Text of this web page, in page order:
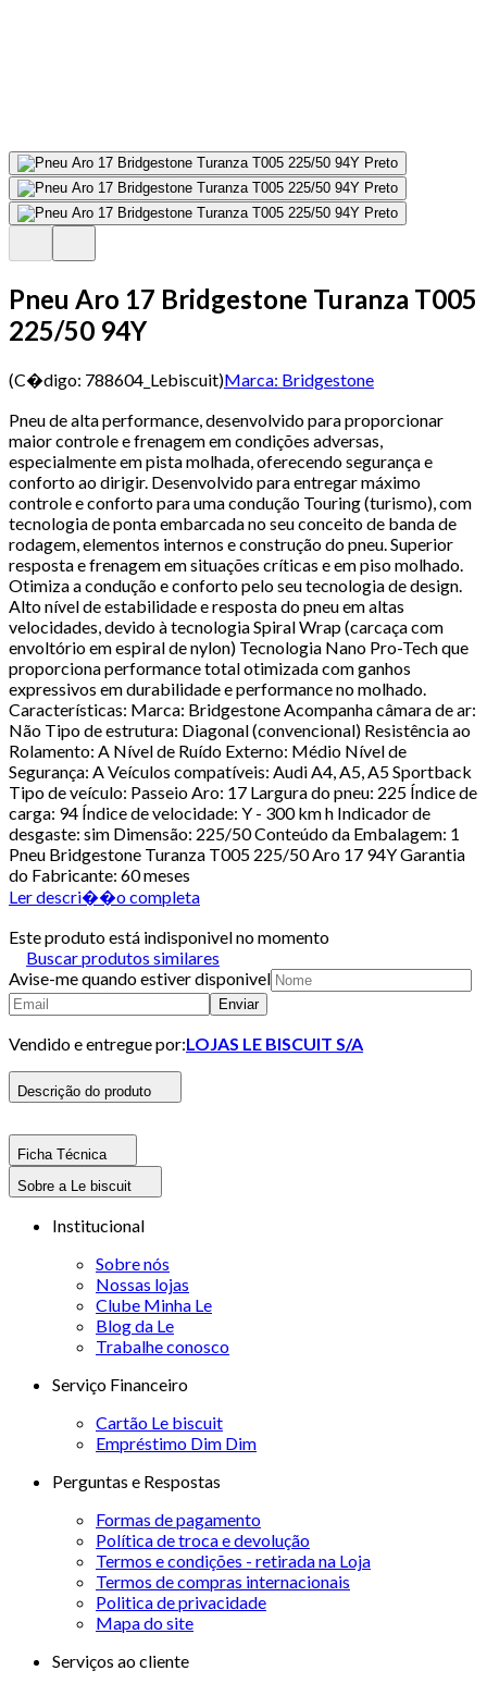
Pneu Aro 17 Bridgestone Turanza T005
225/50 94Y
(C�digo: 788604_Lebiscuit)Marca: Bridgestone
Pneu de alta performance, desenvolvido para proporcionar
maior controle e frenagem em condições adversas,
especialmente em pista molhada, oferecendo segurança e
conforto ao dirigir. Desenvolvido para entregar máximo
controle e conforto para uma condução Touring (turismo), com
tecnologia de ponta embarcada no seu conceito de banda de
rodagem, elementos internos e construção do pneu. Superior
resposta e frenagem em situações críticas e em piso molhado.
Otimiza a condução e conforto pelo seu tecnologia de design.
Alto nível de estabilidade e resposta do pneu em altas
velocidades, devido à tecnologia Spiral Wrap (carcaça com
envoltório em espiral de nylon) Tecnologia Nano Pro-Tech que
proporciona performance total otimizada com ganhos
expressivos em durabilidade e performance no molhado.
Características: Marca: Bridgestone Acompanha câmara de ar:
Não Tipo de estrutura: Diagonal (convencional) Resistência ao
Rolamento: A Nível de Ruído Externo: Médio Nível de
Segurança: A Veículos compatíveis: Audi A4, A5, A5 Sportback
Tipo de veículo: Passeio Aro: 17 Largura do pneu: 225 Índice de
carga: 94 Índice de velocidade: Y - 300 km h Indicador de
desgaste: sim Dimensão: 225/50 Conteúdo da Embalagem: 1
Pneu Bridgestone Turanza T005 225/50 Aro 17 94Y Garantia
do Fabricante: 60 meses
Ler descri��o completa
Este produto está indisponivel no momento
Buscar produtos similares
Avise-me quando estiver disponivel
Enviar
Vendido e entregue por:LOJAS LE BISCUIT S/A
Descrição do produto
Ficha Técnica
Sobre a Le biscuit
Institucional
Sobre nós
Nossas lojas
Clube Minha Le
Blog da Le
Trabalhe conosco
Serviço Financeiro
Cartão Le biscuit
Empréstimo Dim Dim
Perguntas e Respostas
Formas de pagamento
Política de troca e devolução
Termos e condições - retirada na Loja
Termos de compras internacionais
Politica de privacidade
Mapa do site
Serviços ao cliente